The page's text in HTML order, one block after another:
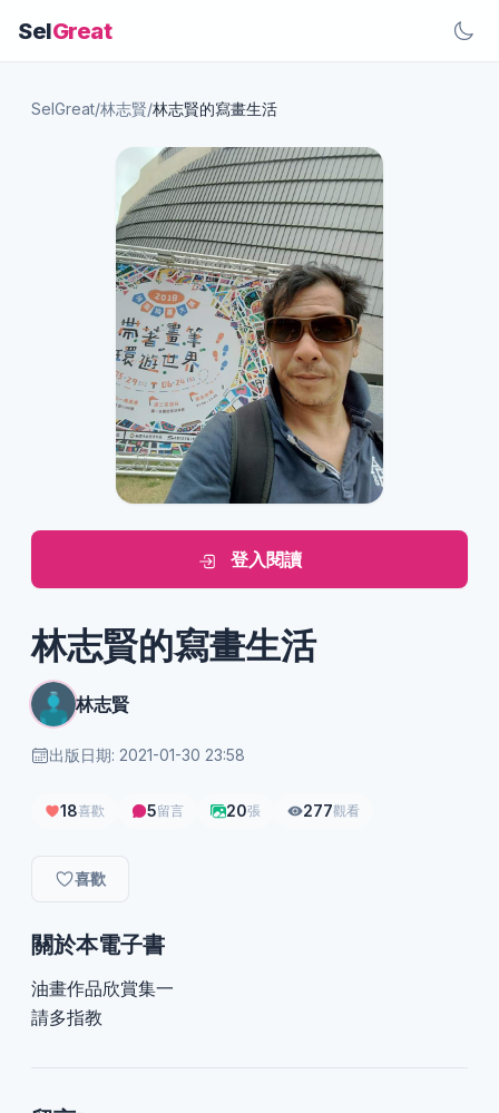
SelGreat
SelGreat/林志賢/林志賢的寫畫生活
登入閱讀
林志賢的寫畫生活
林志賢
出版日期: 2021-01-30 23:58
18喜歡 5留言 20張 277觀看
喜歡
關於本電子書
油畫作品欣賞集一
請多指教